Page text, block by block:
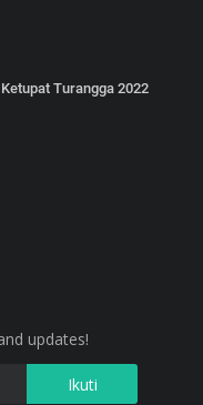
Turangga 2022
updates!